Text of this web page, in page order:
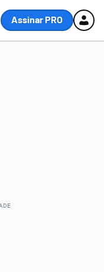
Assinar PRO